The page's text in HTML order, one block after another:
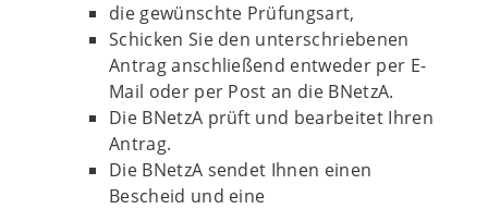
die gewünschte Prüfungsart,
Schicken Sie den unterschriebenen
Antrag anschließend entweder per E-
Mail oder per Post an die BNetzA.
Die BNetzA prüft und bearbeitet Ihren
Antrag.
Die BNetzA sendet Ihnen einen
Bescheid und eine